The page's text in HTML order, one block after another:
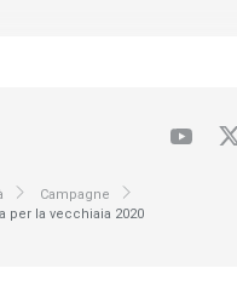
Campagne
per la vecchiaia 2020